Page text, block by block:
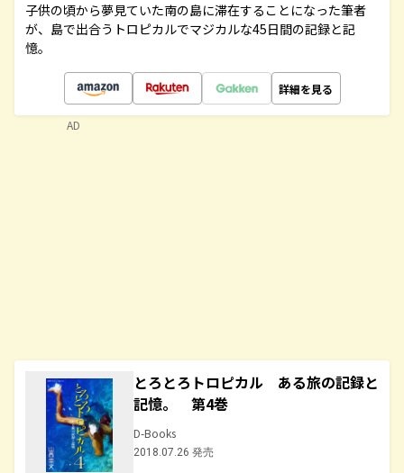
子供の頃から夢見ていた南の島に滞在することになった筆者
が、島で出合うトロピカルでマジカルな45日間の記録と記
憶。
詳細を見る
とろとろトロピカル ある旅の記録と
記憶。 第4巻
D-Books
2018.07.26 発売
AD